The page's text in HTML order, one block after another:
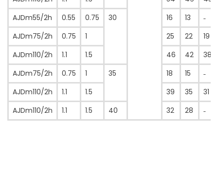
AJDm55/2h
0.55 0.75 30 16 13
˗
AJDm75/2h
0.75 1 25 22
19
AJDm110/2h
1.1 1.5 46 42
38
AJDm75/2h
0.75 1 35 18 15
˗
AJDm110/2h
1.1 1.5 39 35
31
AJDm110/2h
1.1 1.5 40 32 28 ˗